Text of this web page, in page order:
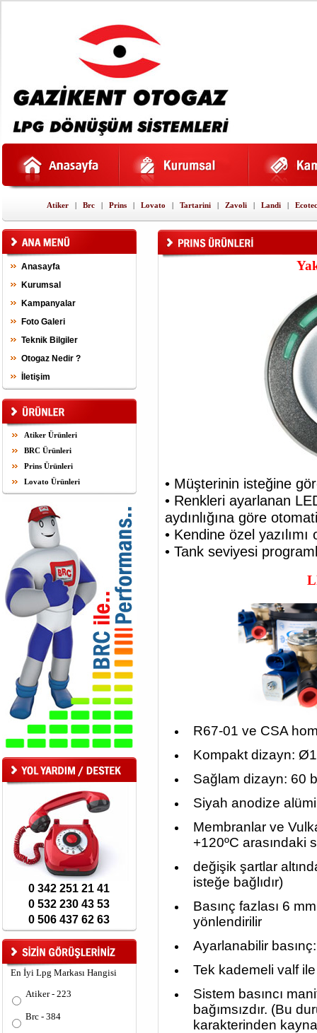
Atiker |Brc |Prins |Lovato |Tartarini |Zavoli |Landi |
Anasayfa
Kurumsal
Kampanyalar
Foto Galeri
Teknik Bilgiler
Otogaz Nedir ?
İletişim
Atiker Ürünleri
BRC Ürünleri
Prins Ürünleri
Lovato Ürünleri
0 342 251 21 41
0 532 230 43 53
0 506 437 62 63
En İyi Lpg Markası Hangisi
Atiker - 223
Brc - 384
• Müşterinin isteğine
• Renkleri ayarlanan
aydınlığına göre
• Kendine özel
• Tank seviyesi
R67-01 ve CSA
Kompakt dizayn:
Sağlam dizayn: 60
Siyah anodize
Membranlar ve
+120ºC arasındaki
değişik şartlar
isteğe bağlıdır)
Basınç fazlası 6
yönlendirilir
Ayarlanabilir
Tek kademeli valf
Sistem basıncı
bağımsızdır. (Bu
karakterinden